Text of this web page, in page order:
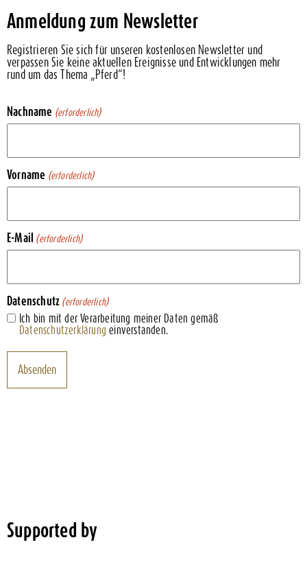
Anmeldung zum Newsletter
Registrieren Sie sich für unseren kostenlosen Newsletter und
verpassen Sie keine aktuellen Ereignisse und Entwicklungen mehr
rund um das Thema „Pferd“!
Nachname (erforderlich)
Vorname (erforderlich)
E-Mail (erforderlich)
Datenschutz (erforderlich)
Ich bin mit der Verarbeitung meiner Daten gemäß
Datenschutzerklärung einverstanden.
Supported by